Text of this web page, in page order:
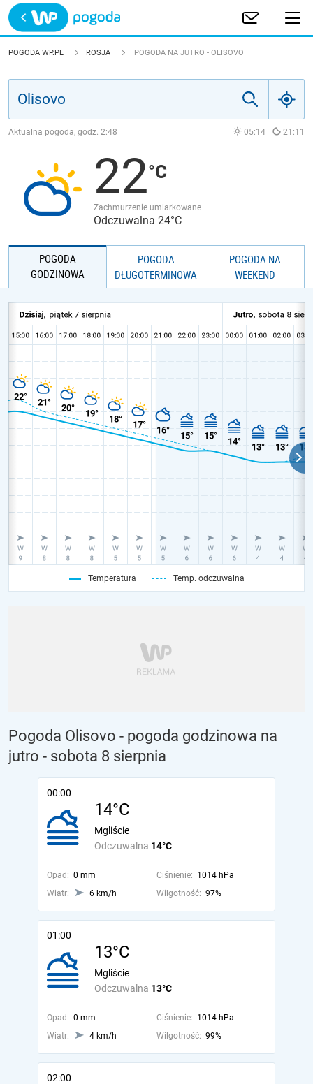
Trwa ładowanie
POLSKA
JAKOŚĆ POWIETRZA
POGODA WP.PL ROSJA POGODA NA JUTRO - OLISOVO
Aktualna pogoda, godz. 2:48 05:14 21:11
22
Zachmurzenie umiarkowane
Odczuwalna 24°C
POGODA
GODZINOWA
POGODA
DŁUGOTERMINOWA
POGODA NA
WEEKEND
Temperatura Temp. odczuwalna
Pogoda Olisovo - pogoda godzinowa na
jutro - sobota 8 sierpnia
00:00
14°C
Odczuwalna 14°C
Mgliście
Opad: 0 mm Ciśnienie: 1014 hPa
Wiatr:
6 km/h Wilgotność: 97%
01:00
13°C
Odczuwalna 13°C
Mgliście
Opad: 0 mm Ciśnienie: 1014 hPa
Wiatr:
4 km/h Wilgotność: 99%
02:00